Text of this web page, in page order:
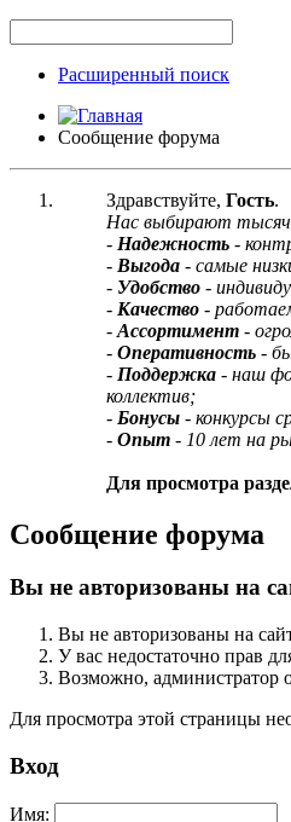
Расширенный поиск
Сообщение форума
Здравствуйте, Гость.
Нас выбирают
- Надежность -
- Выгода - самые
- Удобство -
- Качество -
- Ассортимент -
- Оперативность -
- Поддержка - наш
коллектив;
- Бонусы - конкурсы
- Опыт - 10 лет на
Для просмотра
Сообщение форума
Вы не авторизованы на
Вы не авторизованы на
У вас недостаточно прав
Возможно, администратор
Для просмотра этой страницы
Вход
Имя: